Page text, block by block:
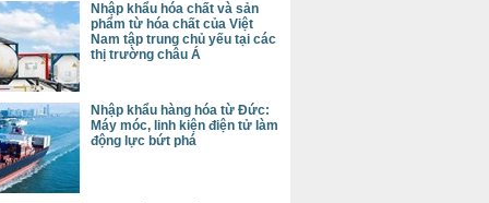
Nhập khẩu hóa chất và sản
phẩm từ hóa chất của Việt
Nam tập trung chủ yếu tại các
thị trường châu Á
Nhập khẩu hàng hóa từ Đức:
Máy móc, linh kiện điện tử làm
động lực bứt phá